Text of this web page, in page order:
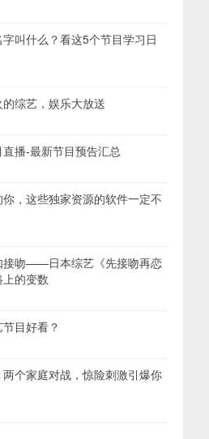
叫什么？看这5个节目学习日
综艺，娱乐大放送
播-最新节目预告汇总
，这些独家资源的软件一定不
接吻——日本综艺《先接吻再恋
的变数
目好看？
个家庭对战，惊险刺激引爆你